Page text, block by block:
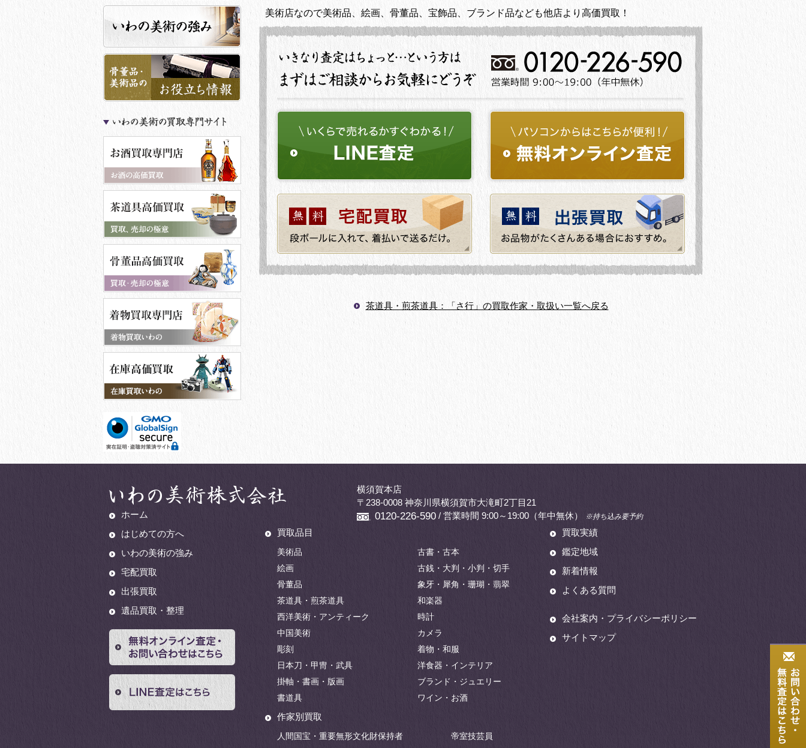
美術店なので美術品、絵画、骨董品、宝飾品、ブランド品なども他店より高価買取！
茶道具・煎茶道具：「さ行」の買取作家・取扱い一覧へ戻る
横須賀本店
〒238-0008 神奈川県横須賀市大滝町2丁目21
0120-226-590 / 営業時間 9:00～19:00（年中無休） ※持ち込み要予約
ホーム
はじめての方へ
いわの美術の強み
宅配買取
出張買取
遺品買取・整理
買取品目
美術品
絵画
骨董品
茶道具・煎茶道具
西洋美術・アンティーク
中国美術
彫刻
日本刀・甲冑・武具
掛軸・書画・版画
書道具
古書・古本
古銭・大判・小判・切手
象牙・犀角・珊瑚・翡翠
和楽器
時計
カメラ
着物・和服
洋食器・インテリア
ブランド・ジュエリー
ワイン・お酒
買取実績
鑑定地域
新着情報
よくある質問
会社案内・プライバシーポリシー
サイトマップ
作家別買取
人間国宝・重要無形文化財保持者
帝室技芸員